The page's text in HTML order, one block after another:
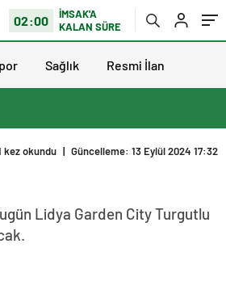
02:00
İMSAK'A
KALAN SÜRE
Sağlık Resmi İlan
Lidya Garden City Turgutlu